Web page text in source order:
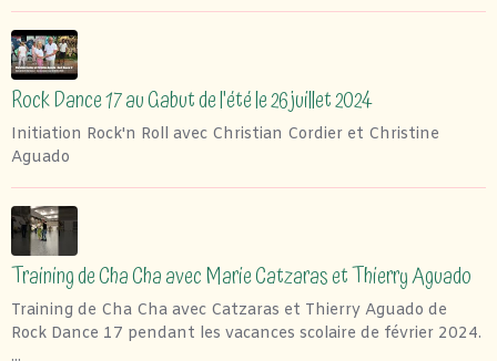
Rock Dance 17 au Gabut de l'été le 26 juillet 2024
Initiation Rock'n Roll avec Christian Cordier et Christine
Aguado
Training de Cha Cha avec Marie Catzaras et Thierry Aguado
Training de Cha Cha avec Catzaras et Thierry Aguado de
Rock Dance 17 pendant les vacances scolaire de février 2024.